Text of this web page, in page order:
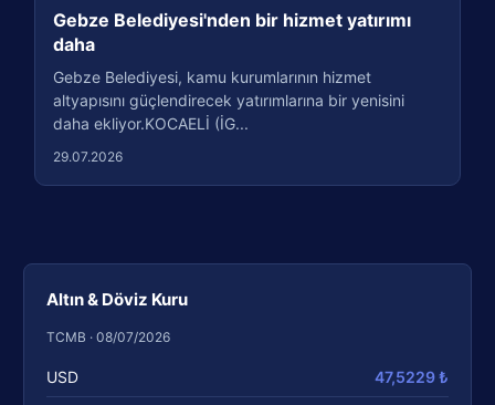
Altın & Döviz Kuru
TCMB · 08/07/2026
USD 47,5229 ₺
Gebze Belediyesi'nden bir hizmet yatırımı
daha
Gebze Belediyesi, kamu kurumlarının hizmet
altyapısını güçlendirecek yatırımlarına bir yenisini
daha ekliyor.KOCAELİ (İG...
29.07.2026